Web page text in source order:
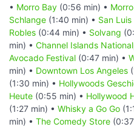
• Morro Bay (0:56 min) •
Schlange (1:40 min) • San
Robles (0:44 min) • Solvang
min) • Channel Islands
Avocado Festival (0:47 min) •
min) • Downtown Los Angeles
(1:30 min) • Hollywoods
Heute (0:55 min) • Hollywood
(1:27 min) • Whisky a Go Go
min) • The Comedy Store